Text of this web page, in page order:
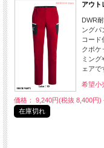
アウ
DWR
ングパ
コード
クポケ
ミン
ェアで
希望小
価格： 9,240円(税抜 8,400円)
在庫切れ